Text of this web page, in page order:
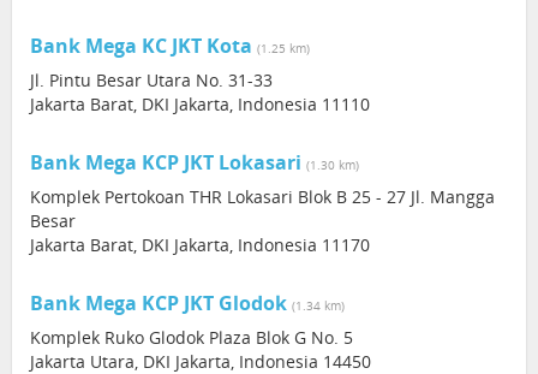
Bank Mega KC JKT Kota (1.25 km)
Jl. Pintu Besar Utara No. 31-33
Jakarta Barat, DKI Jakarta, Indonesia 11110
Bank Mega KCP JKT Lokasari (1.30 km)
Komplek Pertokoan THR Lokasari Blok B 25 - 27 Jl. Mangga
Besar
Jakarta Barat, DKI Jakarta, Indonesia 11170
Bank Mega KCP JKT Glodok (1.34 km)
Komplek Ruko Glodok Plaza Blok G No. 5
Jakarta Utara, DKI Jakarta, Indonesia 14450